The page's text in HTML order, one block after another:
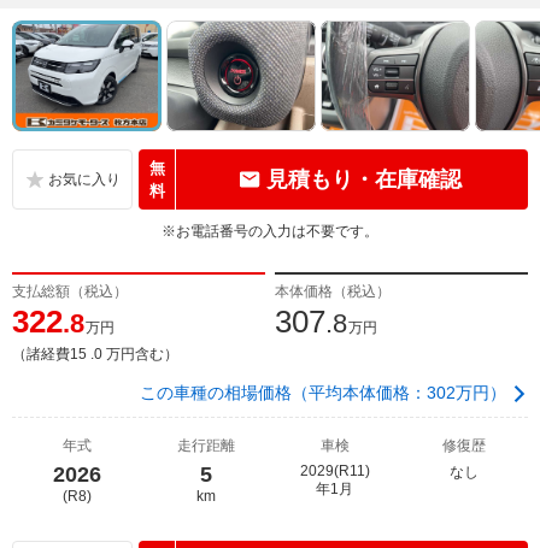
無
料
見積もり・在庫確認
※お電話番号の入力は不要です。
支払総額（税込）
322.8万円
（諸経費15 .0 万円含む）
本体価格（税込）
307.8万円
この車種の相場価格（平均本体価格：302万円）
年式
2026
(R8)
走行距離
5
km
車検
2029(R11)
年1月
修復歴
なし